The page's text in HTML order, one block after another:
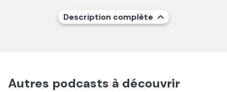
Description complète
Autres podcasts à découvrir